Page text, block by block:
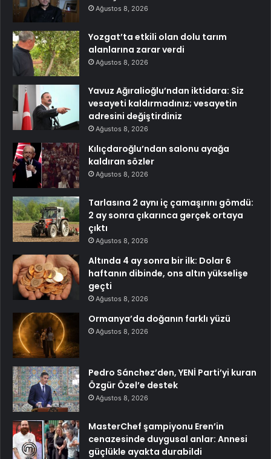
Ağustos 8, 2026
Yozgat’ta etkili olan dolu tarım
alanlarına zarar verdi
Ağustos 8, 2026
Yavuz Ağıralioğlu’ndan iktidara: Siz
vesayeti kaldırmadınız; vesayetin
adresini değiştirdiniz
Ağustos 8, 2026
Kılıçdaroğlu’ndan salonu ayağa
kaldıran sözler
Ağustos 8, 2026
Tarlasına 2 aynı iç çamaşırını gömdü:
2 ay sonra çıkarınca gerçek ortaya
çıktı
Ağustos 8, 2026
Altında 4 ay sonra bir ilk: Dolar 6
haftanın dibinde, ons altın yükselişe
geçti
Ağustos 8, 2026
Ormanya’da doğanın farklı yüzü
Ağustos 8, 2026
Pedro Sánchez’den, YENİ Parti’yi kuran
Özgür Özel’e destek
Ağustos 8, 2026
MasterChef şampiyonu Eren’in
cenazesinde duygusal anlar: Annesi
güçlükle ayakta durabildi